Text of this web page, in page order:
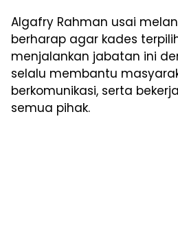
Algafry Rahman usai
berharap agar kades
menjalankan jabatan ini
selalu membantu
berkomunikasi, serta
semua pihak.